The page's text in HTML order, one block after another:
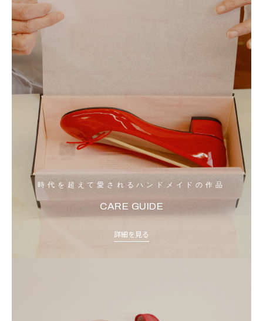
時代を超えて愛されるハンドメイドの作品
CARE GUIDE
詳細を見る